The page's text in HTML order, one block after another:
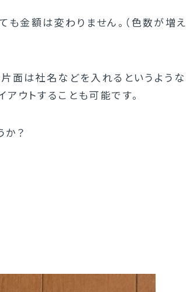
金額は変わりません。（色数が増え
面は社名などを入れるというような
ウトすることも可能です。
？